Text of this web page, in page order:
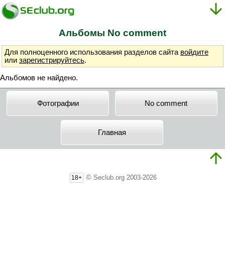
Альбомы No comment
Для полноценного использования разделов сайта войдите
или зарегистрируйтесь.
Альбомов не найдено.
Фотографии No comment
Главная
18+ © Seclub.org 2003-2026